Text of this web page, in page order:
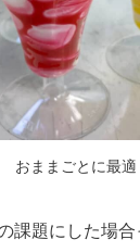
おままごとに最適
課題にした場